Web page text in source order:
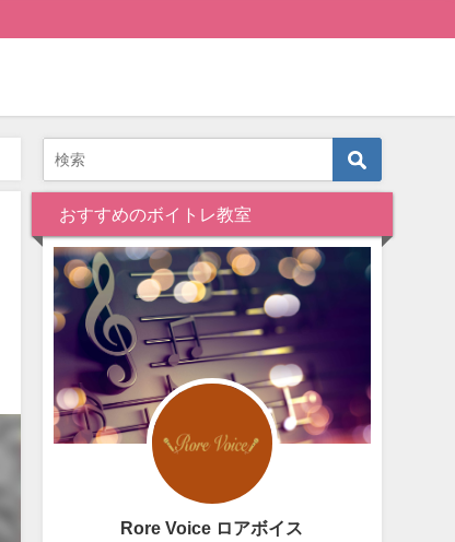
おすすめのボイトレ教室
Rore Voice ロアボイス